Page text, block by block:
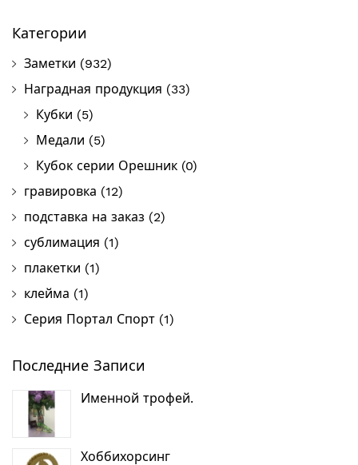
Категории
Заметки (932)
Наградная продукция (33)
Кубки (5)
Медали (5)
Кубок серии Орешник (0)
гравировка (12)
подставка на заказ (2)
сублимация (1)
плакетки (1)
клейма (1)
Серия Портал Спорт (1)
Последние Записи
Именной трофей.
Хоббихорсинг